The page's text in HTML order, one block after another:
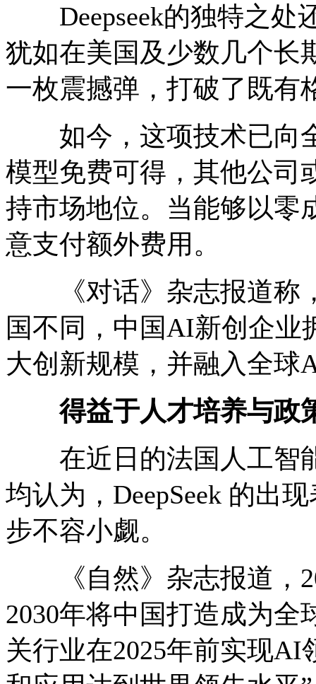
Deepseek的独特之处
犹如在美国及少数几个长
一枚震撼弹，打破了既有
如今，这项技术已向全
模型免费可得，其他公司
持市场地位。当能够以零
意支付额外费用。
《对话》杂志报道称
国不同，中国AI新创企业
大创新规模，并融入全球
得益于人才培养与政
在近日的法国人工智
均认为，DeepSeek 的出
步不容小觑。
《自然》杂志报道，
2030年将中国打造成为
关行业在2025年前实现